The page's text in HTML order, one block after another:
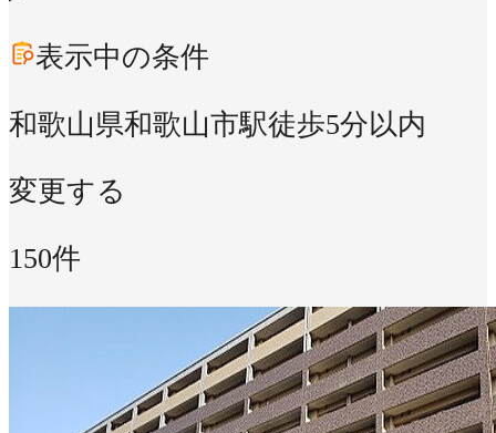
表示中の条件
和歌山県和歌山市駅徒歩5分以内
変更する
150件